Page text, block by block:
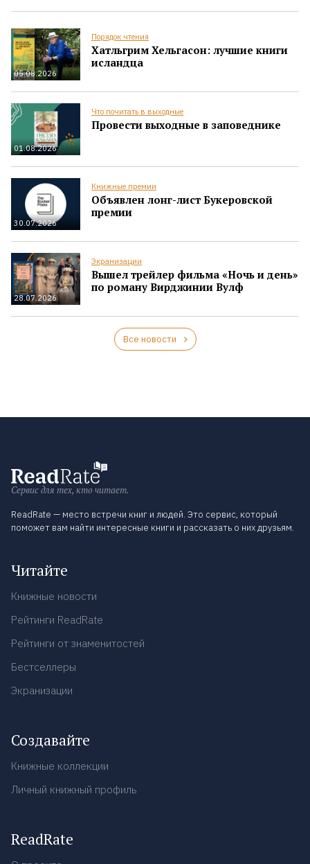
05.08.2026
Порядок чтения
Хатльгрим Хельгасон: лучшие книги
исландца
01.08.2026
Что почитать в выходные
Провести выходные в заповеднике
30.07.2026
Книжные премии
Объявлен лонг-лист Букеровской
премии
28.07.2026
Экранизации
Вышел трейлер фильма «Ночь и день»
по роману Вирджинии Вулф
Все новости
Сервис для тех, кто читает.
ReadRate — место встречи книг и людей. Это сервис, который
поможет вам найти интересные книги и рассказать о них друзьям.
Читайте
Книжные новости
Рейтинги ReadRate
Рейтинги от знаменитостей
Бестселлеры
Экранизации
Создавайте
Книжные коллекции
Личный книжный профиль
ReadRate